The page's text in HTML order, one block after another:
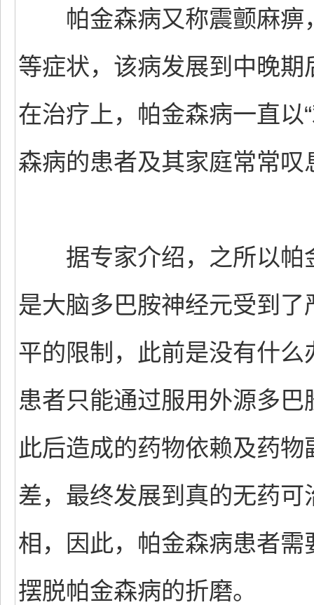
帕金森病又称震颤麻痹
等症状，该病发展到中晚
在治疗上，帕金森病一直以
森病的患者及其家庭常常
据专家介绍，之所以帕
是大脑多巴胺神经元受到
平的限制，此前是没有什
患者只能通过服用外源多
此后造成的药物依赖及药
差，最终发展到真的无药
相，因此，帕金森病患者
摆脱帕金森病的折磨。